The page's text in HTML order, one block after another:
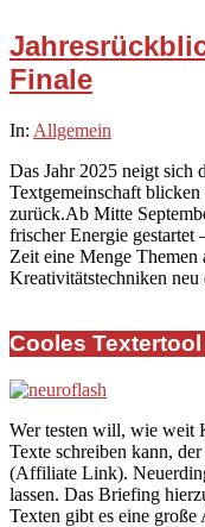
Finale
2025-
15
In: Allgemein
Das Jahr 2025 neigt sich
Textgemeinschaft
zurück.Ab Mitte
frischer Energie gestartet
Zeit eine Menge Themen
Kreativitätstechniken neu
Cooles
Wer testen will, wie weit
Texte schreiben kann,
(Affiliate Link).
lassen. Das Briefing
Texten gibt es eine